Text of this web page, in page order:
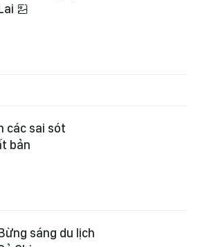
các sai sót
bản
sáng du lịch